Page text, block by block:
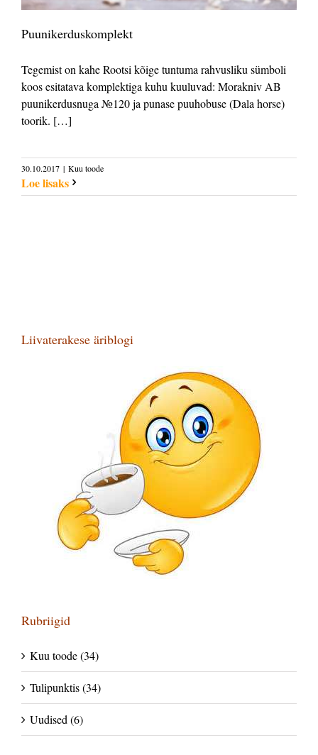
Puunikerduskomplekt
Tegemist on kahe Rootsi kõige tuntuma rahvusliku sümboli
koos esitatava komplektiga kuhu kuuluvad: Morakniv AB
puunikerdusnuga №120 ja punase puuhobuse (Dala horse)
toorik. […]
30.10.2017 | Kuu toode
Loe lisaks
Liivaterakese äriblogi
Rubriigid
Kuu toode (34)
Tulipunktis (34)
Uudised (6)